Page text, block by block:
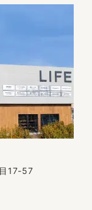
17-57